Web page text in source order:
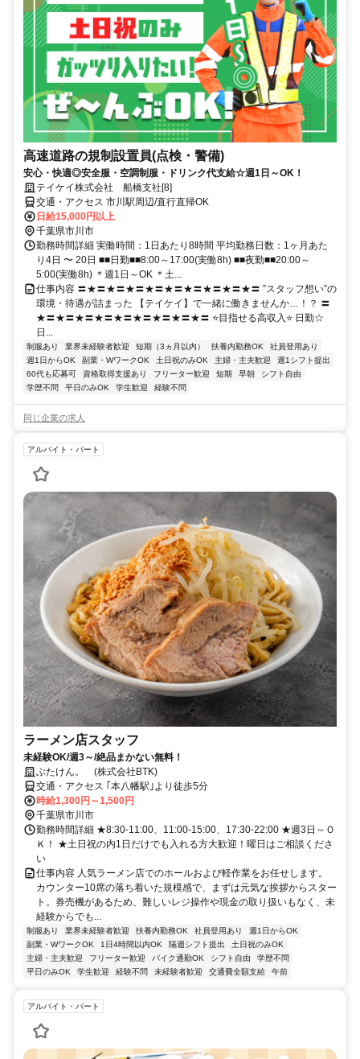
高速道路の規制設置員(点検・警備)
安心・快適◎安全服・空調制服・ドリンク代支給☆週1日～OK！
テイケイ株式会社 船橋支社[8]
交通・アクセス 市川駅周辺/直行直帰OK
日給15,000円以上
千葉県市川市
勤務時間詳細 実働時間：1日あたり8時間 平均勤務日数：1ヶ月あた
り4日 〜 20日 ■■日勤■■8:00～17:00(実働8h) ■■夜勤■■20:00～
5:00(実働8h) ＊週1日～OK ＊土...
仕事内容 〓★〓★〓★〓★〓★〓★〓★〓★〓★〓 ”スタッフ想い”の
環境・待遇が詰まった 【テイケイ】で一緒に働きませんか…！？ 〓
★〓★〓★〓★〓★〓★〓★〓★〓★〓 ⭐目指せる高収入⭐ 日勤☆
日...
制服あり 業界未経験者歓迎 短期（3ヵ月以内） 扶養内勤務OK
社員登用あり
週1日からOK
副業・WワークOK 土日祝のみOK 主婦・主夫歓迎
週1シフト提出
60代も応募可
資格取得支援あり フリーター歓迎 短期 早朝
シフト自由
学歴不問
平日のみOK 学生歓迎 経験不問
同じ企業の求人
アルバイト・パート
ラーメン店スタッフ
未経験OK/週3～/絶品まかない無料！
ぶたけん。 (株式会社BTK)
交通・アクセス ｢本八幡駅｣より徒歩5分
時給1,300円～1,500円
千葉県市川市
勤務時間詳細 ★8:30-11:00、11:00-15:00、17:30-22:00 ★週3日～Ｏ
Ｋ！ ★土日祝の内1日だけでも入れる方大歓迎！曜日はご相談くださ
い
仕事内容 人気ラーメン店でのホールおよび軽作業をお任せします。
カウンター10席の落ち着いた規模感で、まずは元気な挨拶からスター
ト。券売機があるため、難しいレジ操作や現金の取り扱いもなく、未
経験からでも...
制服あり 業界未経験者歓迎 扶養内勤務OK 社員登用あり
週1日からOK
副業・WワークOK
1日4時間以内OK 隔週シフト提出
土日祝のみOK
主婦・主夫歓迎
フリーター歓迎 バイク通勤OK シフト自由
学歴不問
平日のみOK
学生歓迎 経験不問 未経験者歓迎 交通費全額支給 午前
アルバイト・パート